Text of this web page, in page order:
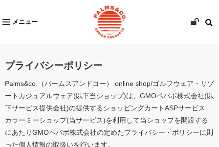
メニュー
プライバシーポリシー
Palms&co.（パームスアンドコー） online shop/ゴルフウェア・リゾ
ートカジュアルウェア(以下当ショップ)は、 GMOペパボ株式会社(以
下サービス提供会社)の提供するショッピングカートASPサービス
カラーミーショップ(当サービス)を利用して当ショップを開設する
にあたりGMOペパボ株式会社の定めたプライバシー・ポリシーに則
った個人情報の取扱いを行います。